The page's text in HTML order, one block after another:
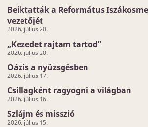
Beiktatták a Református
vezetőjét
2026. július 20.
„Kezedet rajtam tartod”
2026. július 20.
Oázis a nyüzsgésben
2026. július 17.
Csillagként ragyogni a világban
2026. július 16.
Szlájm és misszió
2026. július 15.